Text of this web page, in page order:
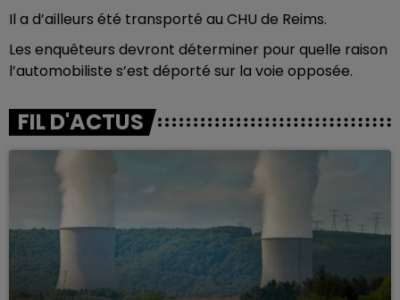
Il a d’ailleurs été transporté au CHU de Reims.
Les enquêteurs devront déterminer pour quelle raison
l’automobiliste s’est déporté sur la voie opposée.
FIL D'ACTUS